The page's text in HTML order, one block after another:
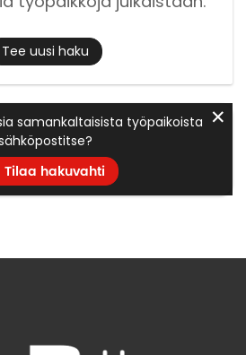
Tee uusi haku
samankaltaisista työpaikoista
Tilaa hakuvahti
✕